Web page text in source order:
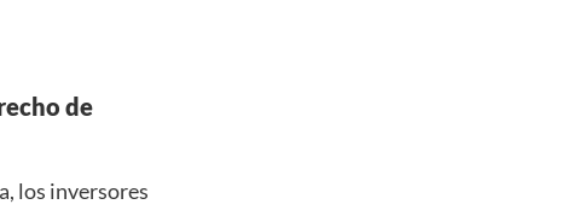
de
los inversores